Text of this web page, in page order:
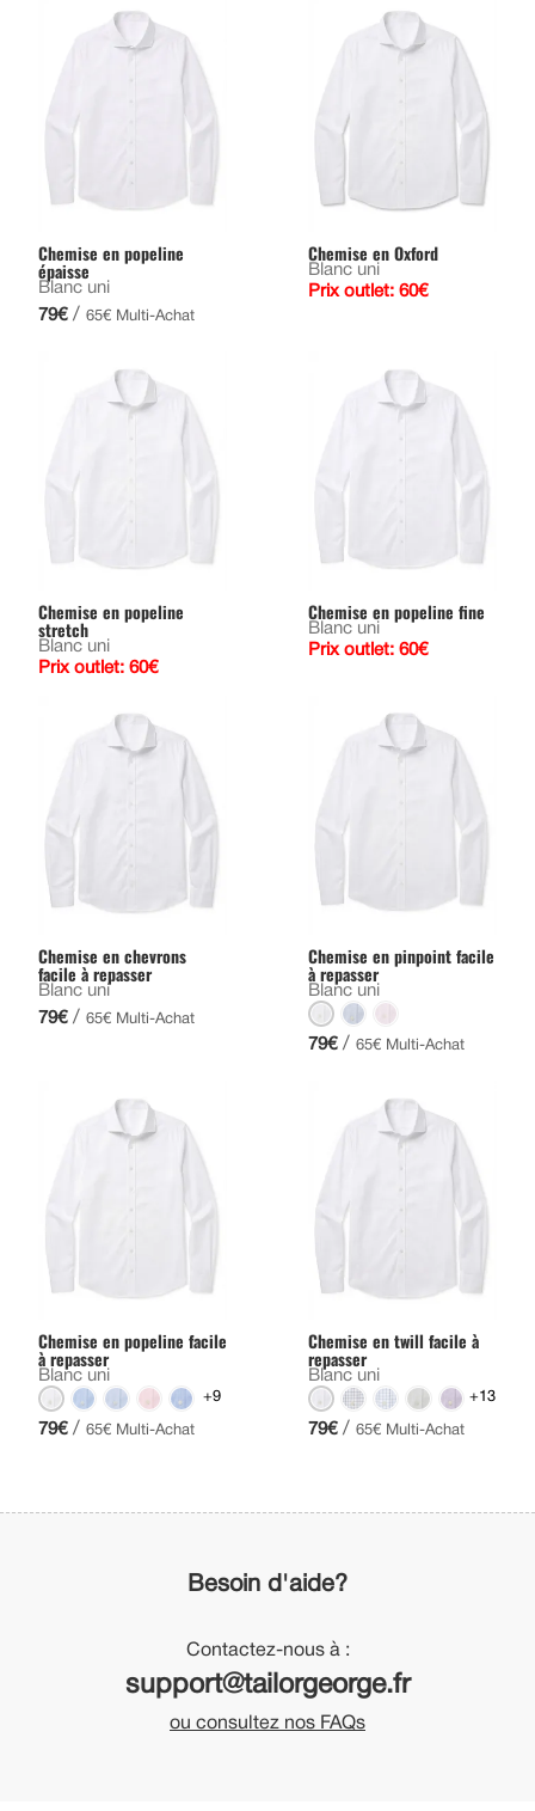
Chemise en popeline
épaisse
Blanc uni
79€ / 65€ Multi-Achat
Chemise en Oxford
Blanc uni
Prix outlet: 60€
Chemise en popeline
stretch
Blanc uni
Prix outlet: 60€
Chemise en popeline fine
Blanc uni
Prix outlet: 60€
Chemise en chevrons
facile à repasser
Blanc uni
79€ / 65€ Multi-Achat
Chemise en pinpoint facile
à repasser
Blanc uni
79€ / 65€ Multi-Achat
Chemise en popeline facile
à repasser
Blanc uni
+9
79€ / 65€ Multi-Achat
Chemise en twill facile à
repasser
Blanc uni
+13
79€ / 65€ Multi-Achat
Besoin d'aide?
Contactez-nous à :
support@tailorgeorge.fr
ou consultez nos FAQs